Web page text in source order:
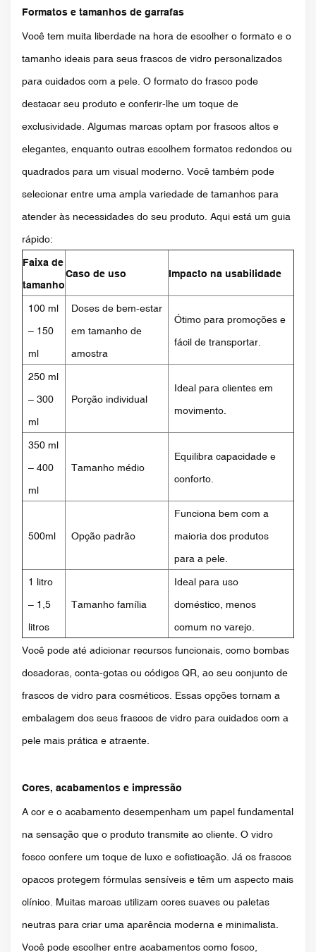
Formatos e tamanhos de garrafas
Você tem muita liberdade na hora de escolher o formato e o
tamanho ideais para seus frascos de vidro personalizados
para cuidados com a pele. O formato do frasco pode
destacar seu produto e conferir-lhe um toque de
exclusividade. Algumas marcas optam por frascos altos e
elegantes, enquanto outras escolhem formatos redondos ou
quadrados para um visual moderno. Você também pode
selecionar entre uma ampla variedade de tamanhos para
atender às necessidades do seu produto. Aqui está um guia
rápido:
Faixa de
tamanho
Caso de uso Impacto na usabilidade
100 ml
– 150
ml
Doses de bem-estar
em tamanho de
amostra
Ótimo para promoções e
fácil de transportar.
250 ml
– 300
ml
Porção individual
Ideal para clientes em
movimento.
350 ml
– 400
ml
Tamanho médio
Equilibra capacidade e
conforto.
500ml Opção padrão
Funciona bem com a
maioria dos produtos
para a pele.
1 litro
– 1,5
litros
Tamanho família
Ideal para uso
doméstico, menos
comum no varejo.
Você pode até adicionar recursos funcionais, como bombas
dosadoras, conta-gotas ou códigos QR, ao seu conjunto de
frascos de vidro para cosméticos. Essas opções tornam a
embalagem dos seus frascos de vidro para cuidados com a
pele mais prática e atraente.
Cores, acabamentos e impressão
A cor e o acabamento desempenham um papel fundamental
na sensação que o produto transmite ao cliente. O vidro
fosco confere um toque de luxo e sofisticação. Já os frascos
opacos protegem fórmulas sensíveis e têm um aspecto mais
clínico. Muitas marcas utilizam cores suaves ou paletas
neutras para criar uma aparência moderna e minimalista.
Você pode escolher entre acabamentos como fosco,